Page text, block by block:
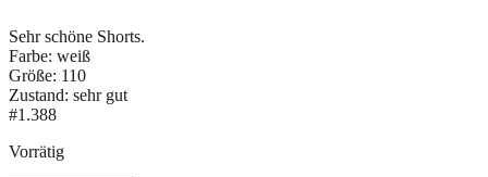
Sehr schöne Shorts.
Farbe: weiß
Größe: 110
Zustand: sehr gut
#1.388
Vorrätig